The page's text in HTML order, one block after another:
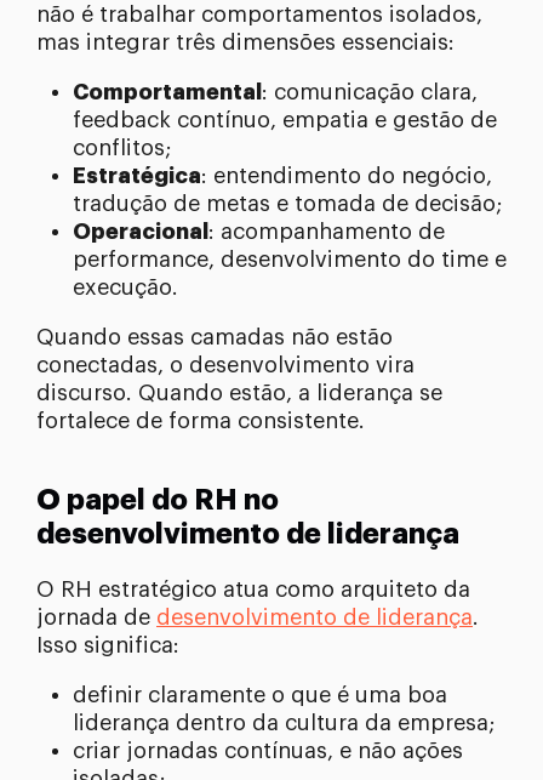
não é trabalhar comportamentos isolados,
mas integrar três dimensões essenciais:
Comportamental : comunicação clara,
feedback contínuo, empatia e gestão de
conflitos;
Estratégica: entendimento do negócio,
tradução de metas e tomada de decisão;
Operacional : acompanhamento de
performance, desenvolvimento do time e
execução.
Quando essas camadas não estão
conectadas, o desenvolvimento vira
discurso. Quando estão, a liderança se
fortalece de forma consistente.
O papel do RH no
desenvolvimento de liderança
O RH estratégico atua como arquiteto da
jornada de desenvolvimento de liderança.
Isso significa:
definir claramente o que é uma boa
liderança dentro da cultura da empresa;
criar jornadas contínuas, e não ações